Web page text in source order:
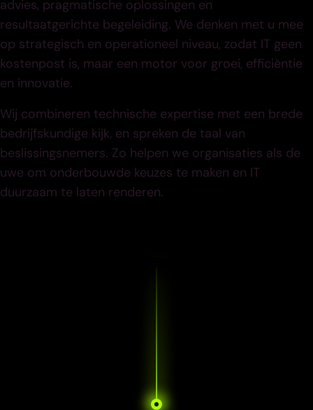
advies, pragmatische oplossingen en
resultaatgerichte begeleiding. We denken met u mee
op strategisch en operationeel niveau, zodat IT geen
kostenpost is, maar een motor voor groei, efficiëntie
en innovatie.
Wij combineren technische expertise met een brede
bedrijfskundige kijk, en spreken de taal van
beslissingsnemers. Zo helpen we organisaties als de
uwe om onderbouwde keuzes te maken en IT
duurzaam te laten renderen.